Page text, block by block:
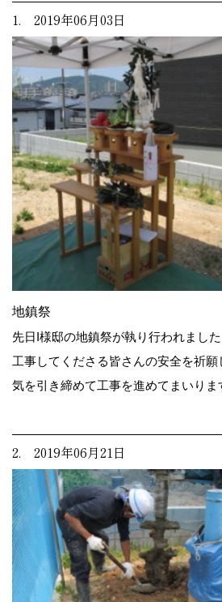
1. 2019年06月03日
地鎮祭
先日I様邸の地鎮祭が執り行われました
工事してくださる皆さんの安全を祈願
気を引き締めて工事を進めてまいりま
2. 2019年06月21日